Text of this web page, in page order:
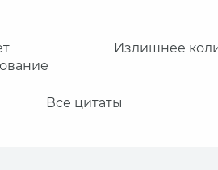
Излишнее
Все цитаты